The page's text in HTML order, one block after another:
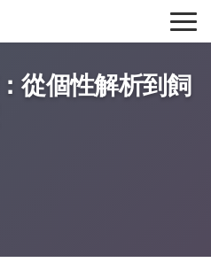
從個性解析到飼